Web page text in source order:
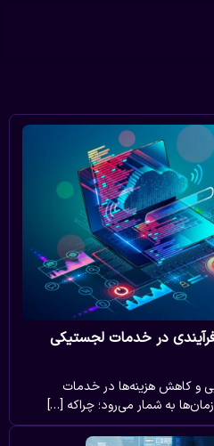
در خدمات لجستیکی
و کاهش هزینه‌ها در خدمات
به شمار می‌رود؛ چراکه […]